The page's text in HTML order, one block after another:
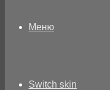
Меню
Switch skin